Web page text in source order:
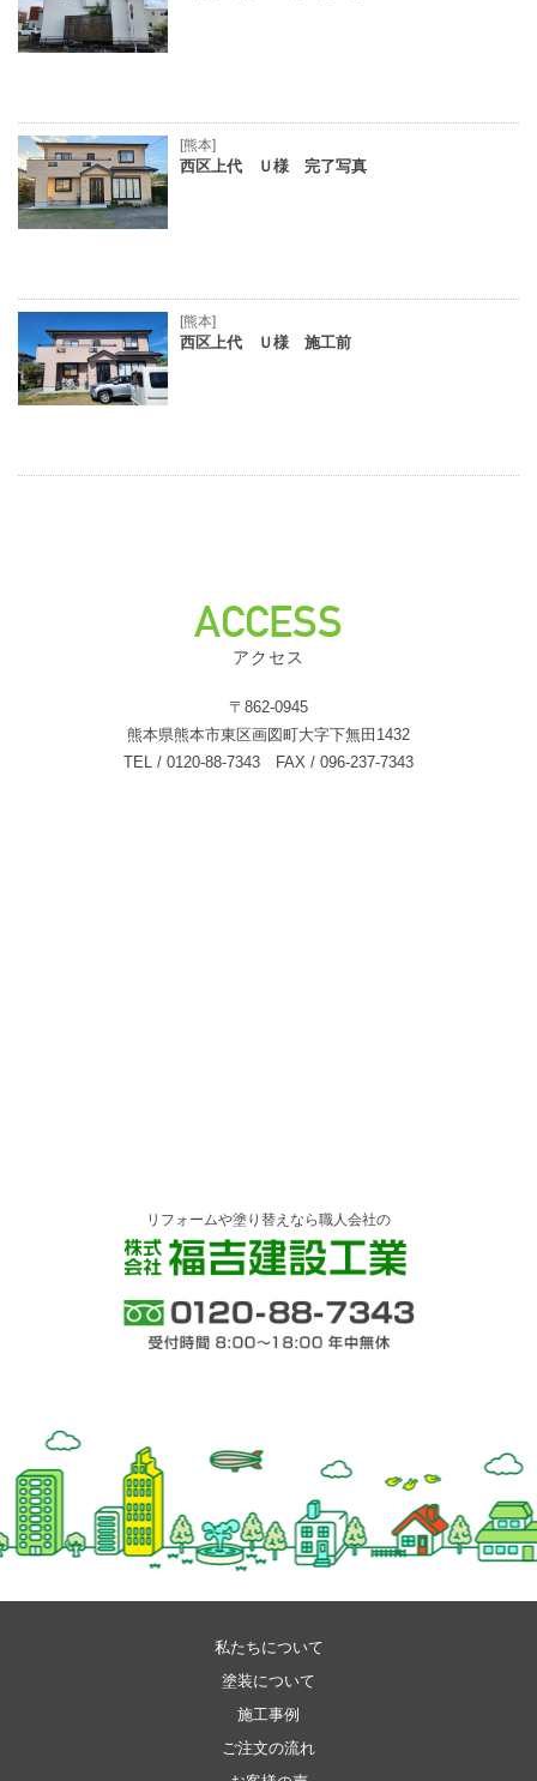
[熊本]
西区上代 Ｕ様 完了写真
[熊本]
西区上代 Ｕ様 施工前
ACCESS
アクセス
〒862-0945
熊本県熊本市東区画図町大字下無田1432
TEL / 0120-88-7343 FAX / 096-237-7343
リフォームや塗り替えなら職人会社の
私たちについて
塗装について
施工事例
ご注文の流れ